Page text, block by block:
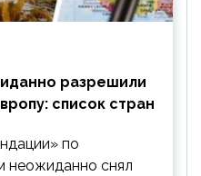
разрешили
список стран
по
неожиданно снял